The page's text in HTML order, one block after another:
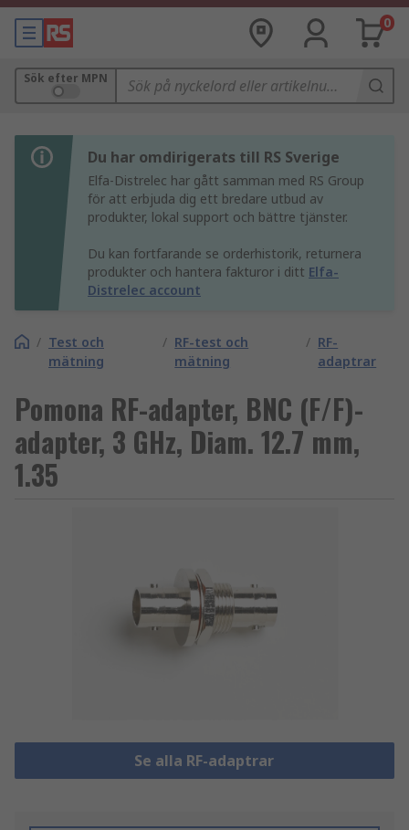
0
Sök efter MPN
Du har omdirigerats till RS Sverige
Elfa-Distrelec har gått samman med RS Group
för att erbjuda dig ett bredare utbud av
produkter, lokal support och bättre tjänster.
Du kan fortfarande se orderhistorik, returnera
produkter och hantera fakturor i ditt Elfa-
Distrelec account
/ Test och
mätning
/ RF-test och
mätning
/ RF-
adaptrar
Pomona RF-adapter, BNC (F/F)-
adapter, 3 GHz, Diam. 12.7 mm,
1.35
Se alla RF-adaptrar